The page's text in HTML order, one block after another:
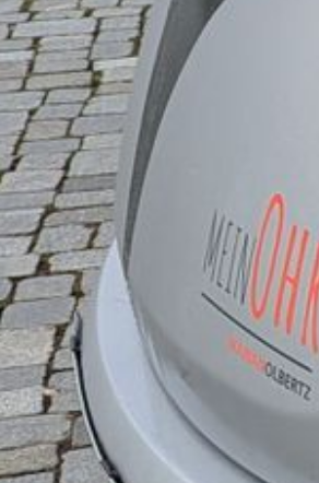
Online-Hörtest
Hörverlust und Ursachen
Ablauf / Preise
Hersteller
Leistungen